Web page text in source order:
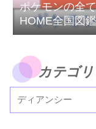
ポケモンの全
HOME全国図
カテゴ